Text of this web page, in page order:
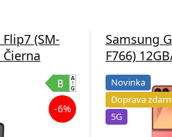
(SM-
Čierna
-6%
Samsung
F766)
Novinka
Doprava
5G